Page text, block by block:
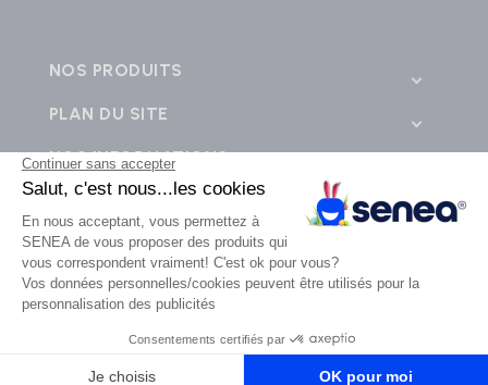
NOS PRODUITS
PLAN DU SITE
NOS INFORMATIONS
CONTACTEZ-NOUS
SENEA © 2026 - Tous droits réservés - Création de site e-commerce BWA -